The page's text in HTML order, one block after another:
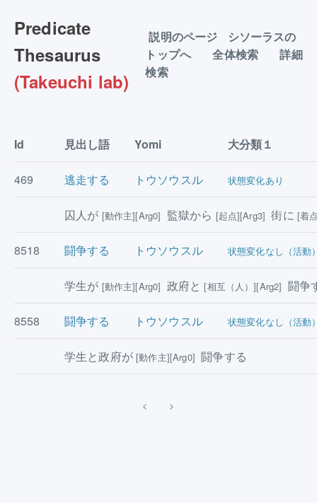
Predicate
Thesaurus
(Takeuchi lab)
説明のページ
シソーラスの
トップへ
全体検索
詳細
検索
Id 見出し語 Yomi 大分類１
469 逃走する トウソウスル 状態変化あり
囚人が [動作主][Arg0] 監獄から [起点][Arg3] 街に [着
8518 闘争する トウソウスル 状態変化なし（活動
学生が [動作主][Arg0] 政府と[相互（人）][Arg2] 闘争
8558 闘争する トウソウスル 状態変化なし（活動
学生と政府が[動作主][Arg0] 闘争する
< >